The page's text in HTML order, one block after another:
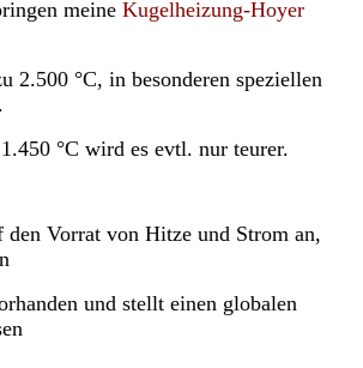
meine Kugelheizung-Hoyer
2.500 °C, in besonderen speziellen
°C wird es evtl. nur teurer.
den Vorrat von Hitze und Strom an,
und stellt einen globalen